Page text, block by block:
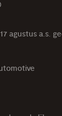
agustus a.s.